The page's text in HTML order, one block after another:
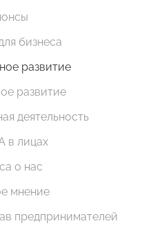
бизнеса
развитие
развитие
деятельность
в лицах
о нас
мнение
предпринимателей